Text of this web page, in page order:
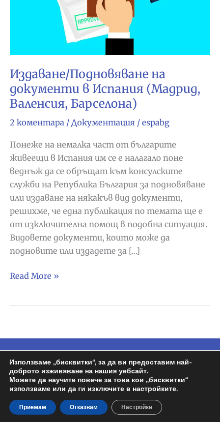
Издаване/Подновяване на
документи в Испания (Мадрид,
Валенсия, Барселона)
2 коментара / Документация / espabg
Понеже на немалка част от българите
живеещи в Испания им се е налагало поне
веднъж да се обръщат към консулските
служби на Република България за подновяване
или издаване на някакъв вид документи,
решихме, че една публикация по темата ще е
от изключителна помощ в подобна ситуация.
Видовете документи, които може да
подновите или издадете за […]
Издаване/
Валенсия,
Барселона)
Read More »
Copyright © 2026 Espa BG | Задвижван от
Wordpress | Design byРосен
Политика на поверителност
Използваме „бисквитки“, за да ви предоставим най-
доброто изживяване на нашия уебсайт.
Можете да научите повече за това кои „бисквитки“
използваме или да ги изключите в настройките.
Приемам Отказвам Настройки